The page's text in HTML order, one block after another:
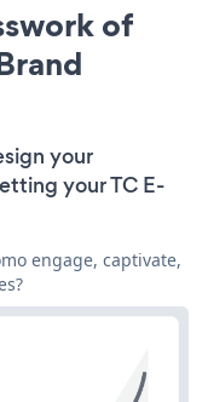
of
your
your TC E-
engage, captivate,